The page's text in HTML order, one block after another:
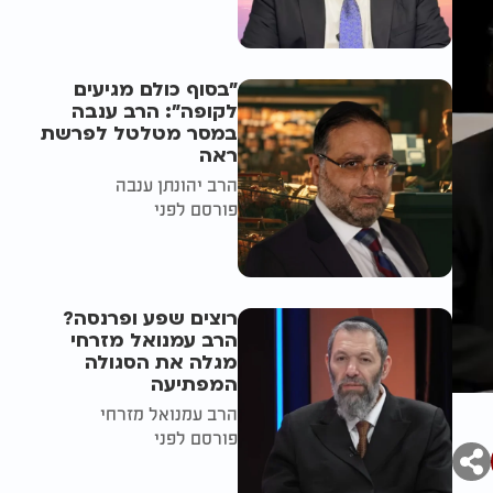
"בסוף כולם מגיעים
לקופה": הרב ענבה
במסר מטלטל לפרשת
ראה
הרב יהונתן ענבה
פורסם לפני
רוצים שפע ופרנסה?
הרב עמנואל מזרחי
מגלה את הסגולה
המפתיעה
הרב עמנואל מזרחי
פורסם לפני